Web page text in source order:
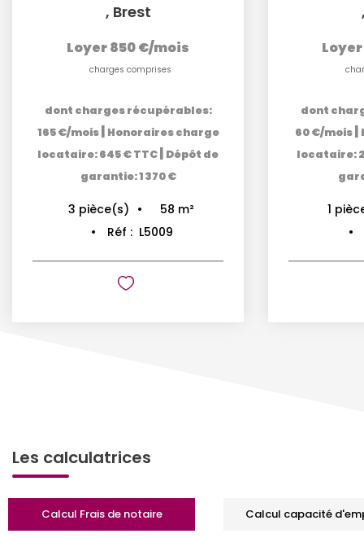
, Brest
Loyer 850 €/mois
charges comprises
dont charges récupérables:
165 €/mois| Honoraires charge
locataire: 645 € TTC| Dépôt de
garantie: 1 370 €
3 pièce(s) 58 m²
Réf : L5009
dont
60 €/mois|
locataire:
1
Les calculatrices
Calcul Frais de notaire Calcul capacité